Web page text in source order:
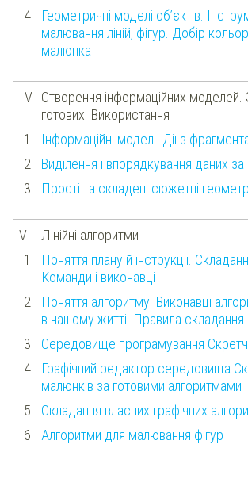
Геометричні моделі об’єктів.
малювання ліній, фігур. Добір
малюнка
Створення інформаційних моделей.
готових. Використання
Інформаційні моделі. Дії з
Виділення і впорядкування даних
Прості та складені сюжетні
Лінійні алгоритми
Поняття плану й інструкції.
Команди і виконавці
Поняття алгоритму. Виконавці
в нашому житті. Правила складання
Середовище програмування Скретч
Графічний редактор середовища
малюнків за готовими алгоритмами
Складання власних графічних
Алгоритми для малювання фігур